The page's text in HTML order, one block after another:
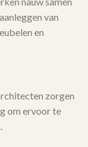
van
en
zorgen
om ervoor te